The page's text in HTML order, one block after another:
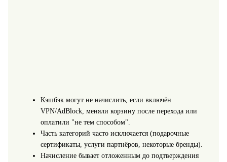
Кэшбэк могут не начислить, если включён
VPN/AdBlock, меняли корзину после перехода или
оплатили "не тем способом".
Часть категорий часто исключается (подарочные
сертификаты, услуги партнёров, некоторые бренды).
Начисление бывает отложенным до подтверждения